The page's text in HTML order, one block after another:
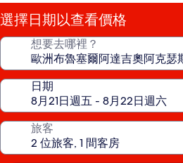
選擇日期以查看價格
想要去哪裡？
日期
旅客